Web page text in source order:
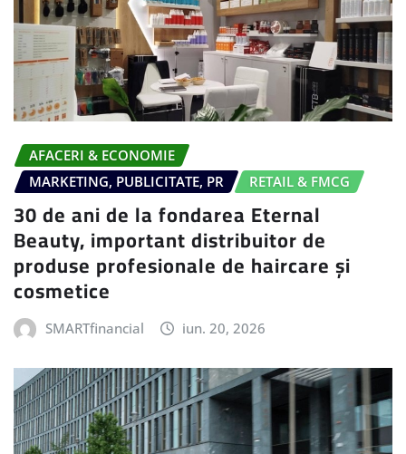
AFACERI & ECONOMIE
MARKETING, PUBLICITATE, PR
RETAIL & FMCG
30 de ani de la fondarea Eternal
Beauty, important distribuitor de
produse profesionale de haircare și
cosmetice
SMARTfinancial iun. 20, 2026